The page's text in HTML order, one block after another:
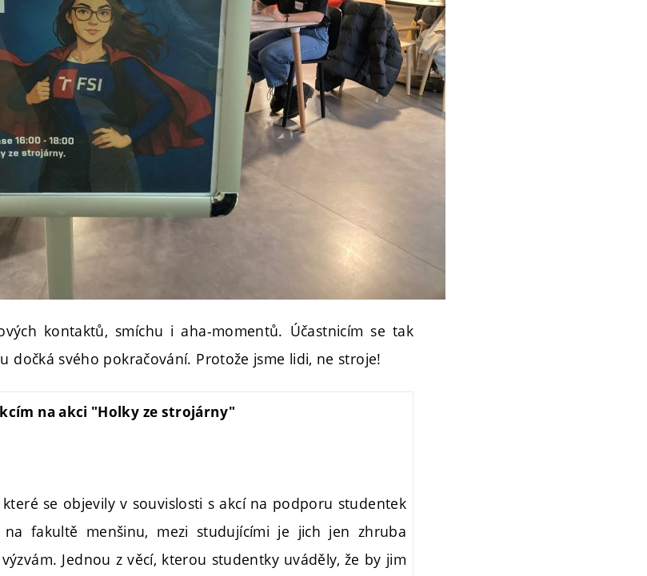
kontaktů, smíchu i aha-momentů. Účastnicím se tak
dočká svého pokračování. Protože jsme lidi, ne stroje!
na akci "Holky ze strojárny"
se objevily v souvislosti s akcí na podporu studentek
fakultě menšinu, mezi studujícími je jich jen zhruba
Jednou z věcí, kterou studentky uváděly, že by jim